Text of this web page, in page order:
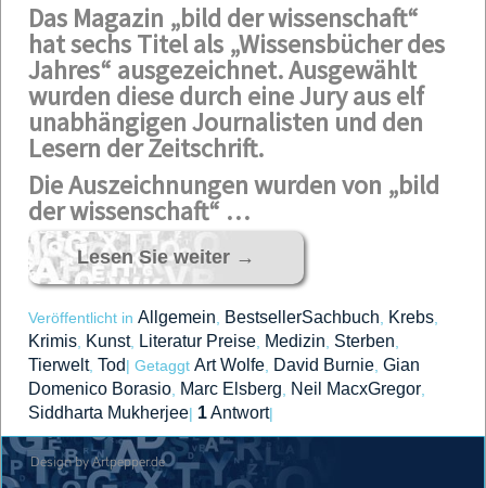
Das Magazin „bild der wissenschaft“
hat sechs Titel als „Wissensbücher des
Jahres“ ausgezeichnet. Ausgewählt
wurden diese durch eine Jury aus elf
unabhängigen Journalisten und den
Lesern der Zeitschrift.
Die Auszeichnungen wurden von „bild
der wissenschaft“ …
Lesen Sie weiter →
Veröffentlicht in Allgemein BestsellerSachbuch Krebs
Krimis Kunst, Literatur Preise Medizin Sterben
Tierwelt, Tod| Getaggt Art Wolfe David Burnie Gian
Domenico Borasio Marc Elsberg Neil MacxGregor
Siddharta Mukherjee| 1Antwort|
Design by Artpepper.de